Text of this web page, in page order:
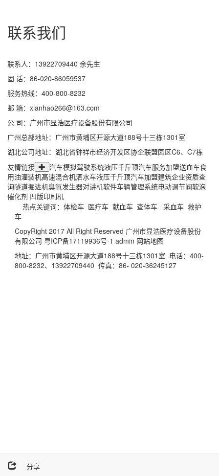
联系我们
联系人：13922709440 余先生
固 话：86-020-86059537
服务热线：400-800-8232
邮 箱：xianhao266@163.com
公 司：广州市显浩医疗设备股份有限公司
广州总部地址：广州市黄埔区开源大道188号十三栋1301室
湖北公司地址：湖北省钟祥市经济开发区协企联盟园区C6、C7栋
分享
友情链接 汽车模拟驾驶系统液压千斤顶汽车服务加盟送血车食
用油灌装机高速混合机洒水车液压千斤顶汽车加盟建筑企业资质查
询隧道掘进机臭氧发生器对讲机软件车辆管理系统电动调节阀软泡
催化剂 凹版印刷机
热点关键词： 体检车 医疗车 献血车 查体车 采血车 救护
车
CopyRight 2017 All Right Reserved 广州市显浩医疗设备股份
有限公司 粤ICP备17119936号-1 admin 网站地图
地址：广州市黄埔区开源大道188号十三栋1301室 电话：400-
800-8232、13922709440 传真：86- 020-36245127